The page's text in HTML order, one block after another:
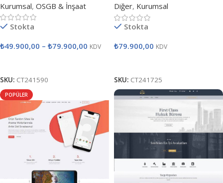
Kurumsal, OSGB & İnşaat
Stokta
₺49.900,00 – ₺79.900,00 KDV
SKU: CT241590
Diğer, Kurumsal
Stokta
₺79.900,00 KDV
SKU: CT241725
POPÜLER